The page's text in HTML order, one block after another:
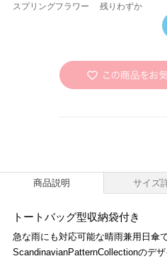
スプリングフラワー 残りわずか
商品説明 サイズ
トートバッグ型収納袋付き
急な雨にも対応可能な晴雨兼用日傘
ScandinavianPatternCollectionのデ